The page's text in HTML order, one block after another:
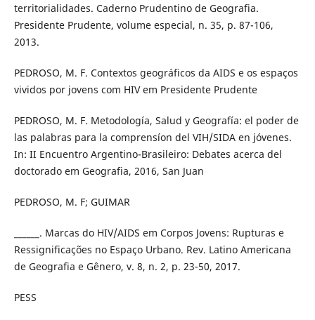
territorialidades. Caderno Prudentino de Geografia.
Presidente Prudente, volume especial, n. 35, p. 87-106,
2013.
PEDROSO, M. F. Contextos geográficos da AIDS e os espaços
vividos por jovens com HIV em Presidente Prudente
PEDROSO, M. F. Metodología, Salud y Geografía: el poder de
las palabras para la comprensíon del VIH/SIDA en jóvenes.
In: II Encuentro Argentino-Brasileiro: Debates acerca del
doctorado em Geografia, 2016, San Juan
PEDROSO, M. F; GUIMAR
______. Marcas do HIV/AIDS em Corpos Jovens: Rupturas e
Ressignificações no Espaço Urbano. Rev. Latino Americana
de Geografia e Gênero, v. 8, n. 2, p. 23-50, 2017.
PESS